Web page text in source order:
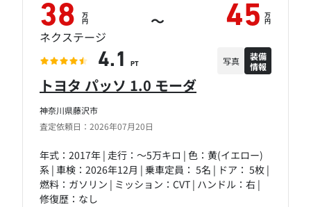
神奈川県藤沢市
査定依頼日：2026年07月20日
トヨタ パッソ 1.0 モーダ
年式：2017年 | 走行：～5万キロ | 色：黄(イエロー)
系 | 車検：2026年12月 | 乗車定員： 5名 | ドア： 5枚 |
燃料：ガソリン | ミッション：CVT | ハンドル：右 |
修復歴：なし
38 万
円 ～ 45 万
円
ネクステージ
4.1 PT 写真
装備
情報